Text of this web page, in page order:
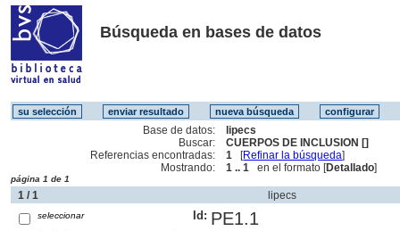
Búsqueda en bases de datos
Base de datos:
lipecs
Buscar:
CUERPOS DE INCLUSION []
Referencias encontradas:
1 [Refinar la búsqueda]
Mostrando:
1 .. 1 en el formato [Detallado]
página 1 de 1
1 / 1 lipecs
seleccionar Id: PE1.1